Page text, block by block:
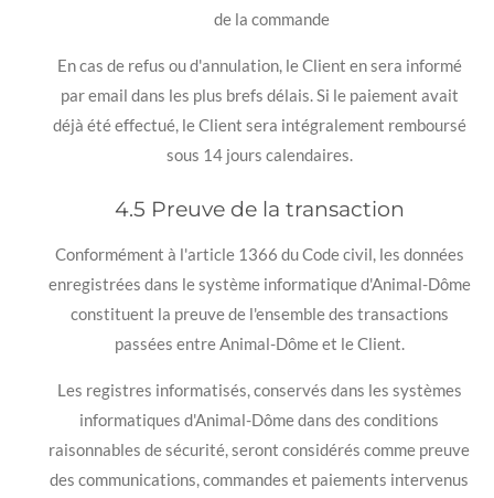
de la commande
En cas de refus ou d'annulation, le Client en sera informé
par email dans les plus brefs délais. Si le paiement avait
déjà été effectué, le Client sera intégralement remboursé
sous 14 jours calendaires.
4.5 Preuve de la transaction
Conformément à l'article 1366 du Code civil, les données
enregistrées dans le système informatique d'Animal-Dôme
constituent la preuve de l'ensemble des transactions
passées entre Animal-Dôme et le Client.
Les registres informatisés, conservés dans les systèmes
informatiques d'Animal-Dôme dans des conditions
raisonnables de sécurité, seront considérés comme preuve
des communications, commandes et paiements intervenus